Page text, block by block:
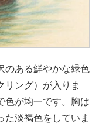
のある鮮やかな緑色
リング）が入りま
色が均一です。胸は
た淡褐色をしていま